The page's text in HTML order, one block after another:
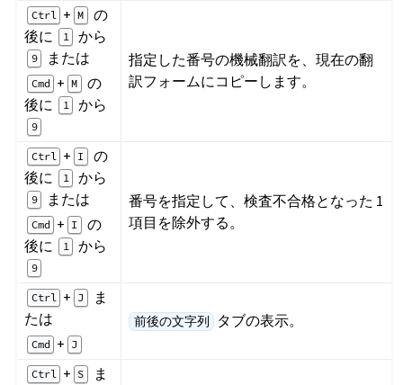
Ctrl + M
の
後に
1 から
9 または
Cmd + M
の
後に
1 から
9
指定した番号の機械翻訳を、現在の翻
訳フォームにコピーします。
Ctrl + I
の
後に
1 から
9 または
Cmd + I
の
後に
1 から
9
番号を指定して、検査不合格となった 1
項目を除外する。
Ctrl + J
ま
たは
Cmd + J
前後の文字列 タブの表示。
Ctrl + S
ま